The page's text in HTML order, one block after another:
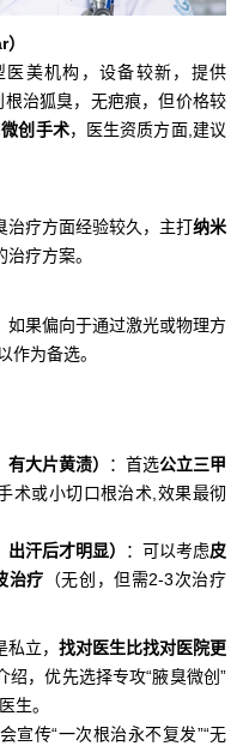
医美机构，设备较新，提供
根治狐臭，无疤痕，但价格较
创手术，医生资质方面,建议
治疗方面经验较久，主打纳米
疗方案。
如果偏向于通过激光或物理方
作为备选。
大片黄渍）
：首选公立三甲
术或小切口根治术,效果最彻
汗后才明显）
：可以考虑皮
治疗 （无创，但需2-3次治疗
立， 找对医生比找对医院更
绍，优先选择专攻“腋臭微创”
生。
宣传“一次根治永不复发”“无